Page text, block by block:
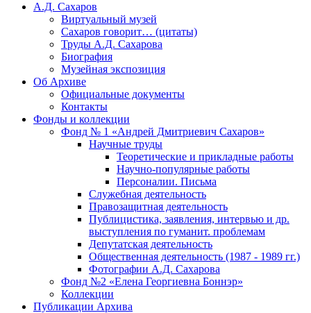
А.Д. Сахаров
Виртуальный музей
Сахаров говорит… (цитаты)
Труды А.Д. Сахарова
Биография
Музейная экспозиция
Об Архиве
Официальные документы
Контакты
Фонды и коллекции
Фонд № 1 «Андрей Дмитриевич Сахаров»
Научные труды
Теоретические и прикладные работы
Научно-популярные работы
Персоналии. Письма
Служебная деятельность
Правозащитная деятельность
Публицистика, заявления, интервью и др.
выступления по гуманит. проблемам
Депутатская деятельность
Общественная деятельность (1987 - 1989 гг.)
Фотографии А.Д. Сахарова
Фонд №2 «Елена Георгиевна Боннэр»
Коллекции
Публикации Архива